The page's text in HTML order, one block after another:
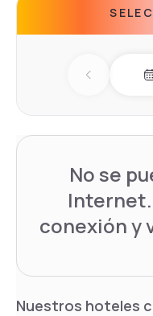
Previous
No se
conexión y
Nuestros hoteles